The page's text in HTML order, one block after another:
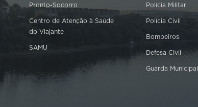
Pronto-Socorro
Centro de Atenção à Saúde
do Viajante
SAMU
Polícia Militar
Polícia Civil
Bombeiros
Defesa Civil
Guarda Municipal